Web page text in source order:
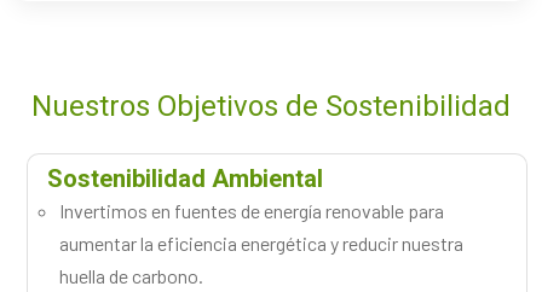
Nuestros Objetivos de Sostenibilidad
Sostenibilidad Ambiental
Invertimos en fuentes de energía renovable para
aumentar la eficiencia energética y reducir nuestra
huella de carbono.